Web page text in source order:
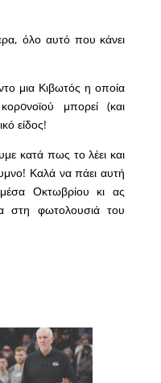
όλο αυτό που κάνει
μια Κιβωτός η οποία
μπορεί (και
είδος!
κατά πως το λέει και
Καλά να πάει αυτή
Οκτωβρίου κι ας
στη φωτολουσιά του